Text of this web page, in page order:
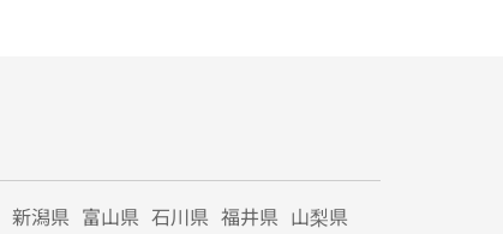
新潟県 富山県 石川県 福井県 山梨県